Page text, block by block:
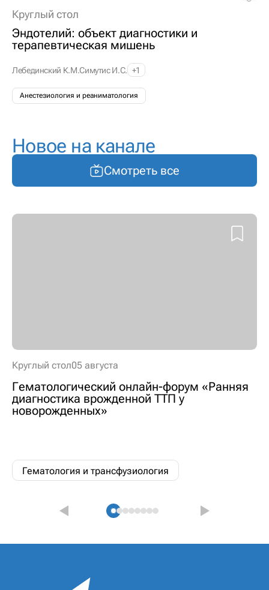
Круглый стол
Эндотелий: объект диагностики и
терапевтическая мишень
Лебединский К.М.Симутис И.С. +1
Анестезиология и реаниматология
Новое на канале
Смотреть все
Круглый стол05 августа
Гематологический онлайн-форум «Ранняя
диагностика врожденной ТТП у
новорожденных»
Гематология и трансфузиология